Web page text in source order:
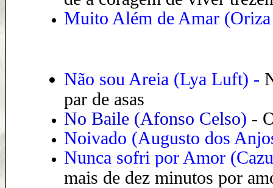
Muito Além de Amar
Não sou Areia (Lya Luft) -
par de asas
No Baile (Afonso Celso) -
Noivado (Augusto dos
Nunca sofri por Amor
mais de dez minutos por